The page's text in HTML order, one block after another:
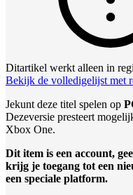
Ditartikel werkt alleen in
Bekijk de volledigelijst met
Jekunt deze titel spelen op
Dezeversie presteert
Xbox One.
Dit item is een account,
krijg je toegang tot een
een speciale platform.